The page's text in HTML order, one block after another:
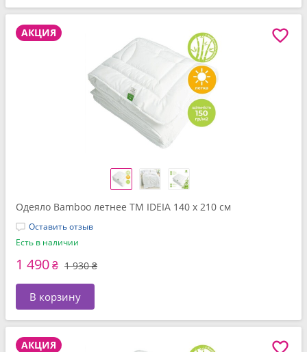
АКЦИЯ
Одеяло Bamboo летнее TM IDEIA 140 x 210 см
Оставить отзыв
Есть в наличии
1 490₴ 1 930 ₴
В корзину
АКЦИЯ